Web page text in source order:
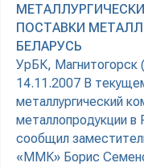
ПОСТАВКИ
БЕЛАРУСЬ
УрБК, Магнитогорск
14.11.2007 В
металлургический
металлопродукции в
сообщил
«ММК» Борис